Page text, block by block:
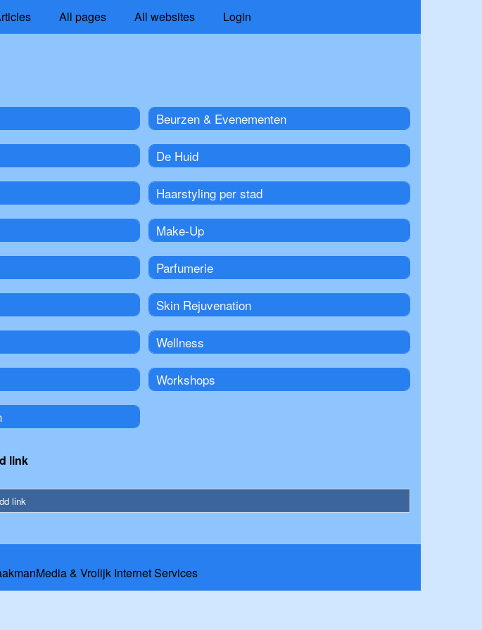
All pages All websites Login
Beurzen & Evenementen
De Huid
Haarstyling per stad
Make-Up
Parfumerie
Skin Rejuvenation
Wellness
Workshops
link
link
& Vrolijk Internet Services